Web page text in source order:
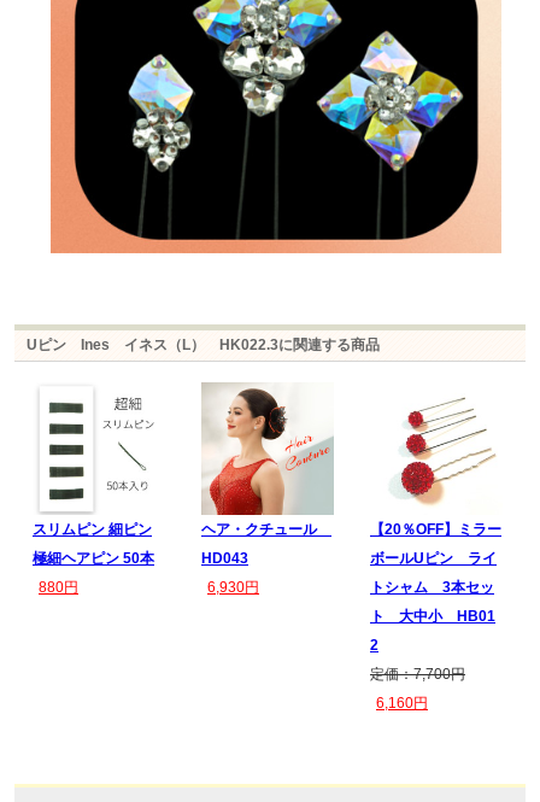
Uピン Ines イネス（L） HK022.3に関連する商品
スリムピン 細ピン
極細ヘアピン 50本
880円
ヘア・クチュール
HD043
6,930円
【20％OFF】ミラー
ボールUピン ライ
トシャム 3本セッ
ト 大中小 HB01
2
定価：7,700円
6,160円